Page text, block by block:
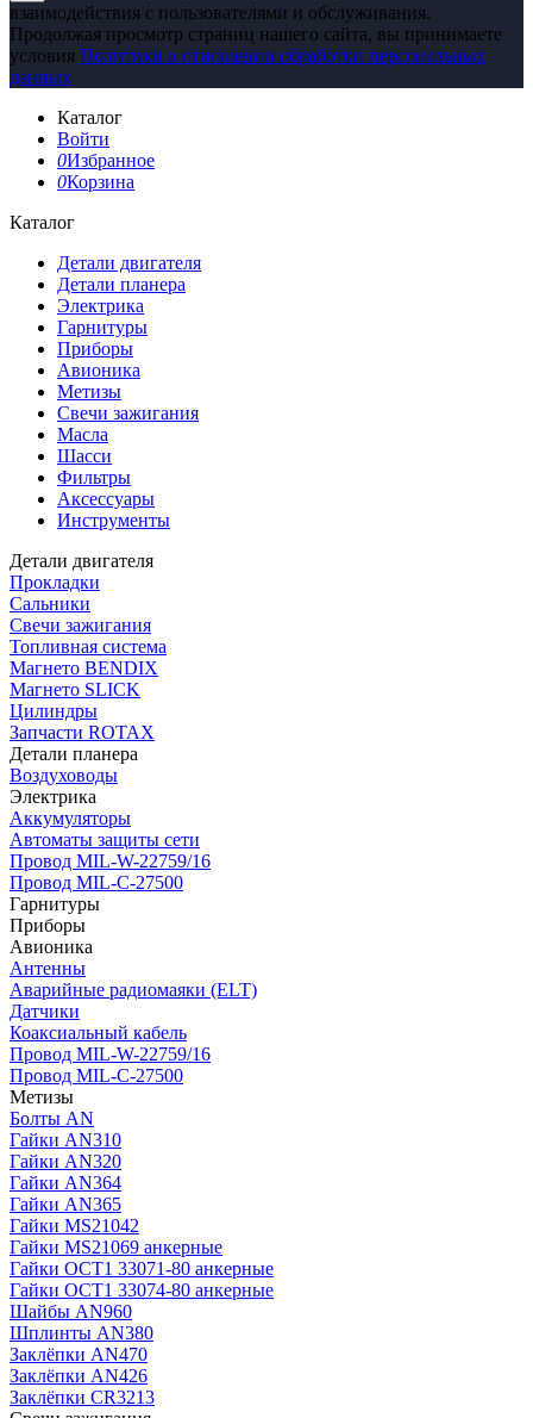
взаимодействия с пользователями и обслуживания.
Продолжая просмотр страниц нашего сайта, вы принимаете
условия Политики в отношении обработки персональных
данных
Каталог
Войти
0Избранное
0Корзина
Каталог
Детали двигателя
Детали планера
Электрика
Гарнитуры
Приборы
Авионика
Метизы
Свечи зажигания
Масла
Шасси
Фильтры
Аксессуары
Инструменты
Детали двигателя
Прокладки
Сальники
Свечи зажигания
Топливная система
Магнето BENDIX
Магнето SLICK
Цилиндры
Запчасти ROTAX
Детали планера
Воздуховоды
Электрика
Аккумуляторы
Автоматы защиты сети
Провод MIL-W-22759/16
Провод MIL-C-27500
Гарнитуры
Приборы
Авионика
Антенны
Аварийные радиомаяки (ELT)
Датчики
Коаксиальный кабель
Провод MIL-W-22759/16
Провод MIL-C-27500
Метизы
Болты AN
Гайки AN310
Гайки AN320
Гайки AN364
Гайки AN365
Гайки MS21042
Гайки MS21069 анкерные
Гайки ОСТ1 33071-80 анкерные
Гайки ОСТ1 33074-80 анкерные
Шайбы AN960
Шплинты AN380
Заклёпки AN470
Заклёпки AN426
Заклёпки CR3213